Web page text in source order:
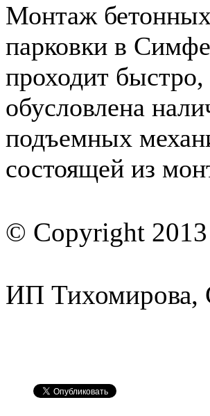
Монтаж
парковки в
проходит быстро,
обусловлена
подъемных
состоящей из
© Copyright
ИП Тихомирова,